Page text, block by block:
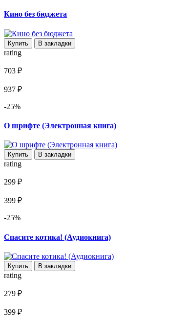
Кино без бюджета
Купить В закладки
rating
703 ₽
937 ₽
-25%
О шрифте (Электронная книга)
Купить В закладки
rating
299 ₽
399 ₽
-25%
Спасите котика! (Аудиокнига)
Купить В закладки
rating
279 ₽
399 ₽